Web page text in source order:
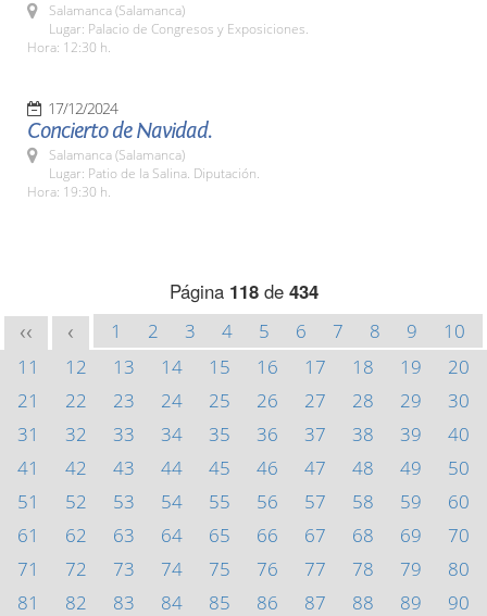
Salamanca (Salamanca)
Lugar: Palacio de Congresos y Exposiciones.
Hora: 12:30 h.
17/12/2024
Concierto de Navidad.
Salamanca (Salamanca)
Lugar: Patio de la Salina. Diputación.
Hora: 19:30 h.
Página 118de 434
<< < 1 2 3 4 5 6 7 8 9
10
11
12 13 14 15 16 17 18 19
20
21
22 23 24 25 26 27 28 29
30
31
32 33 34 35 36 37 38 39
40
41
42 43 44 45 46 47 48 49
50
51
52 53 54 55 56 57 58 59
60
61
62 63 64 65 66 67 68 69
70
71
72 73 74 75 76 77 78 79
80
81
82 83 84 85 86 87 88 89
90